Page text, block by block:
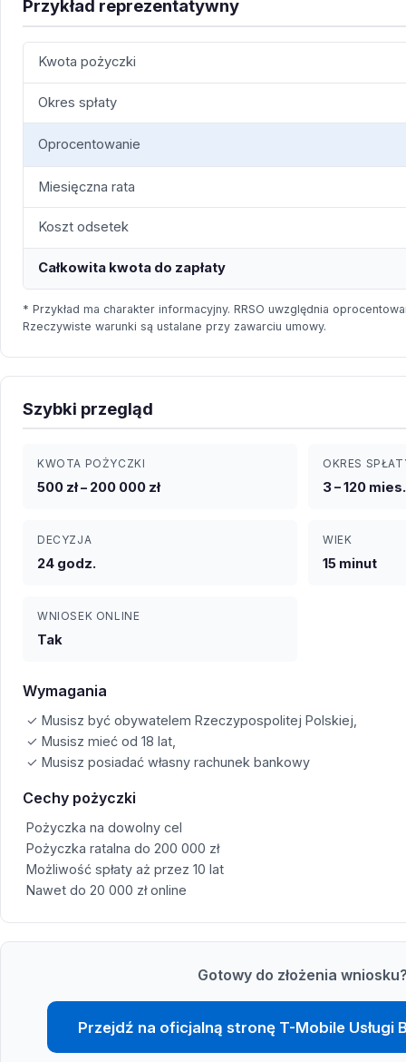
Przykład reprezentatywny
Kwota pożyczki
Okres spłaty
Oprocentowanie
Miesięczna rata
Koszt odsetek
Całkowita kwota do zapłaty
* Przykład ma charakter informacyjny. RRSO uwzględnia
Rzeczywiste warunki są ustalane przy zawarciu umowy.
Szybki przegląd
KWOTA POŻYCZKI
500 zł – 200 000 zł
OKRES
3 – 120 mies.
DECYZJA
24 godz.
WIEK
15 minut
WNIOSEK ONLINE
Tak
Wymagania
✓ Musisz być obywatelem Rzeczypospolitej Polskiej,
✓ Musisz mieć od 18 lat,
✓ Musisz posiadać własny rachunek bankowy
Cechy pożyczki
Pożyczka na dowolny cel
Pożyczka ratalna do 200 000 zł
Możliwość spłaty aż przez 10 lat
Nawet do 20 000 zł online
Gotowy do złożenia
Przejdź na oficjalną stronę T-Mobile Usługi